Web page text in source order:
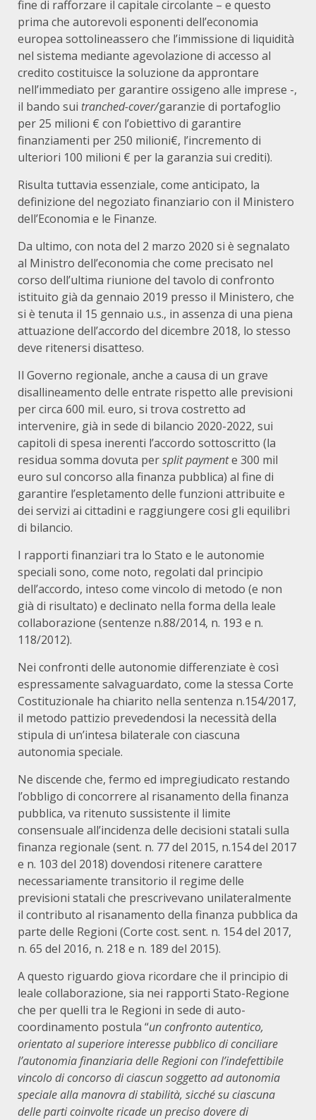
fine di rafforzare il capitale circolante – e questo
prima che autorevoli esponenti dell’economia
europea sottolineassero che l’immissione di liquidità
nel sistema mediante agevolazione di accesso al
credito costituisce la soluzione da approntare
nell’immediato per garantire ossigeno alle imprese -,
il bando sui tranched-cover/garanzie di portafoglio
per 25 milioni € con l’obiettivo di garantire
finanziamenti per 250 milioni€, l’incremento di
ulteriori 100 milioni € per la garanzia sui crediti).
Risulta tuttavia essenziale, come anticipato, la
definizione del negoziato finanziario con il Ministero
dell’Economia e le Finanze.
Da ultimo, con nota del 2 marzo 2020 si è segnalato
al Ministro dell’economia che come precisato nel
corso dell’ultima riunione del tavolo di confronto
istituito già da gennaio 2019 presso il Ministero, che
si è tenuta il 15 gennaio u.s., in assenza di una piena
attuazione dell’accordo del dicembre 2018, lo stesso
deve ritenersi disatteso.
Il Governo regionale, anche a causa di un grave
disallineamento delle entrate rispetto alle previsioni
per circa 600 mil. euro, si trova costretto ad
intervenire, già in sede di bilancio 2020-2022, sui
capitoli di spesa inerenti l’accordo sottoscritto (la
residua somma dovuta persplit paymente 300 mil
euro sul concorso alla finanza pubblica) al fine di
garantire l’espletamento delle funzioni attribuite e
dei servizi ai cittadini e raggiungere cosi gli equilibri
di bilancio.
I rapporti finanziari tra lo Stato e le autonomie
speciali sono, come noto, regolati dal principio
dell’accordo, inteso come vincolo di metodo (e non
già di risultato) e declinato nella forma della leale
collaborazione (sentenze n.88/2014, n. 193 e n.
118/2012).
Nei confronti delle autonomie differenziate è così
espressamente salvaguardato, come la stessa Corte
Costituzionale ha chiarito nella sentenza n.154/2017,
il metodo pattizio prevedendosi la necessità della
stipula di un’intesa bilaterale con ciascuna
autonomia speciale.
Ne discende che, fermo ed impregiudicato restando
l’obbligo di concorrere al risanamento della finanza
pubblica, va ritenuto sussistente il limite
consensuale all’incidenza delle decisioni statali sulla
finanza regionale (sent. n. 77 del 2015, n.154 del 2017
e n. 103 del 2018) dovendosi ritenere carattere
necessariamente transitorio il regime delle
previsioni statali che prescrivevano unilateralmente
il contributo al risanamento della finanza pubblica da
parte delle Regioni (Corte cost. sent. n. 154 del 2017,
n. 65 del 2016, n. 218 e n. 189 del 2015).
A questo riguardo giova ricordare che il principio di
leale collaborazione, sia nei rapporti Stato-Regione
che per quelli tra le Regioni in sede di auto-
coordinamento postula “un confronto autentico,
orientato al superiore interesse pubblico di conciliare
l’autonomia finanziaria delle Regioni con l’indefettibile
vincolo di concorso di ciascun soggetto ad autonomia
speciale alla manovra di stabilità, sicchésu ciascuna
delle parti coinvolte ricade un preciso dovere di